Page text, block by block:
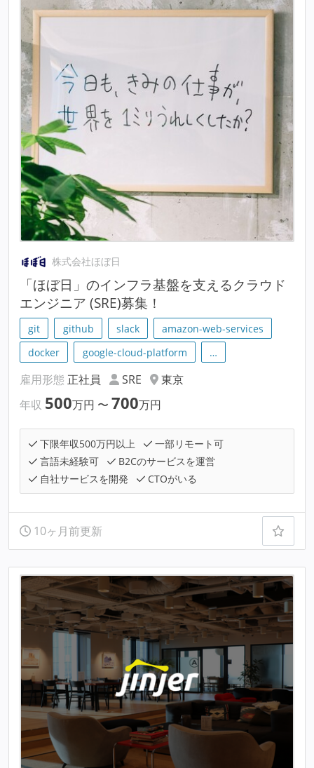
株式会社ほぼ日
「ほぼ日」のインフラ基盤を支えるクラウド
エンジニア (SRE)募集！
git github slack
amazon-web-services
docker
google-cloud-platform …
雇用形態 正社員 SRE
東京
年収 500万円 〜 700万円
下限年収500万円以上
一部リモート可
言語未経験可
B2Cのサービスを運営
自社サービスを開発
CTOがいる
10ヶ月前更新